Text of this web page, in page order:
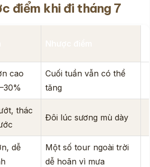
điểm khi đi tháng 7
cao
Cuối tuần vẫn có thể
tăng
thác
Đôi lúc sương mù dày
dễ
Một số tour ngoài trời
dễ hoãn vì mưa